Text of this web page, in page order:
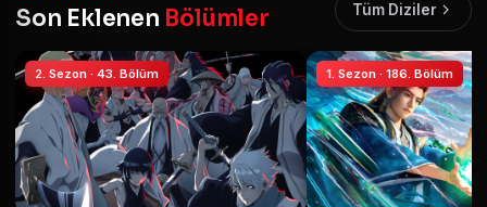
Son Eklenen Bölümler Tüm Diziler
2. Sezon · 43. Bölüm 1. Sezon · 186. Bölüm